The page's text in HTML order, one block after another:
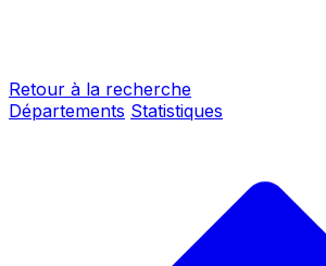
Retour à la recherche
Départements Statistiques